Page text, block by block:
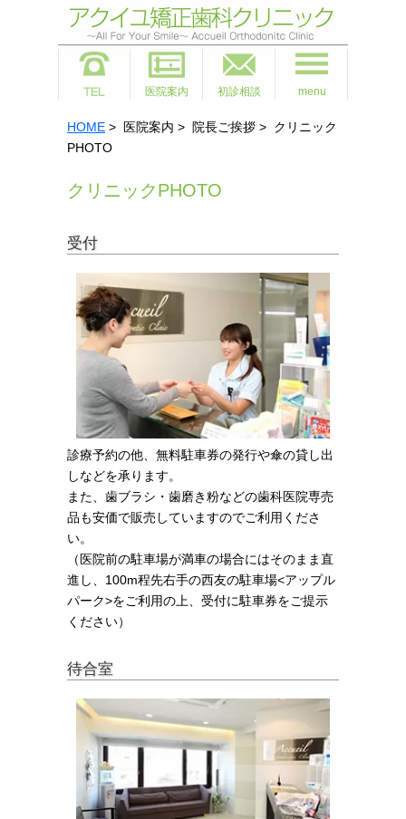
医院案内 初診相談 menu
HOME > 医院案内 > 院長ご挨拶 > クリニック
PHOTO
クリニックPHOTO
受付
診療予約の他、無料駐車券の発行や傘の貸し出
しなどを承ります。
また、歯ブラシ・歯磨き粉などの歯科医院専売
品も安価で販売していますのでご利用くださ
い。
（医院前の駐車場が満車の場合にはそのまま直
進し、100m程先右手の西友の駐車場<アップル
パーク>をご利用の上、受付に駐車券をご提示
ください）
待合室